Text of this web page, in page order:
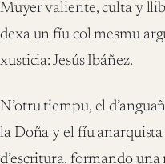
Muyer valiente, culta y
dexa un fíu col mesmu
xusticia: Jesús Ibáñez.
N’otru tiempu, el
la Doña y el fíu
d’escritura, formando